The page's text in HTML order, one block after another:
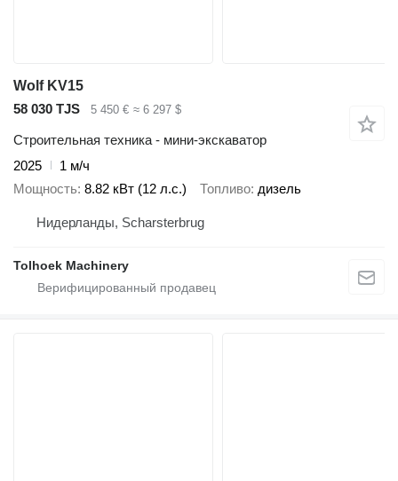
Wolf KV15
58 030 TJS
5 450 € ≈ 6 297 $
Строительная техника - мини-экскаватор
2025
1 м/ч
Мощность 8.82 кВт (12 л.с.) Топливо дизель
Нидерланды, Scharsterbrug
Tolhoek Machinery